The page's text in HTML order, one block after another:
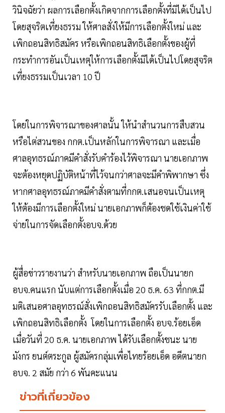
วินิจฉัยว่า ผลการเลือกตั้งเกิดจากการเลือกตั้งที่มิได้เป็นไป
โดยสุจริตเที่ยงธรรม ให้ศาลสั่งให้มีการเลือกตั้งใหม่ และ
เพิกถอนสิทธิสมัคร หรือเพิกถอนสิทธิเลือกตั้งของผู้ที่
กระทำการอันเป็นเหตุให้การเลือกตั้งมิได้เป็นไปโดยสุจริต
เที่ยงธรรมเป็นเวลา 10 ปี
โดยในการพิจารณาของศาลนั้น ให้นำสำนวนการสืบสวน
หรือไต่สวนของ กกต.เป็นหลักในการพิจารณา และเมื่อ
ศาลอุทธรณ์ภาคมีคำสั่งรับคำร้องไว้พิจารณา นายเอกภาพ
จะต้องหยุดปฏิบัติหน้าที่ไว้จนกว่าศาลจะมีคำพิพากษา ซึ่ง
หากศาลอุทธรณ์ภาคมีคำสั่งตามที่กกต.เสนอจนเป็นเหตุ
ให้ต้องมีการเลือกตั้งใหม่ นายเอกภาพก็ต้องชดใช้เงินค่าใช้
จ่ายในการจัดเลือกตั้งอบจ.ด้วย
ผู้สื่อข่าวรายงานว่า สำหรับนายเอกภาพ ถือเป็นนายก
อบจ.คนแรก นับแต่การเลือกตั้งเมื่อ 20 ธ.ค. 63 ที่กกต.มี
มติเสนอศาลอุทธรณ์สั่งเพิกถอนสิทธิสมัครรับเลือกตั้ง และ
เพิกถอนสิทธิเลือกตั้ง โดยในการเลือกตั้ง อบจ.ร้อยเอ็ด
เมื่อวันที่ 20 ธ.ค. นายเอกภาพ ได้รับเลือกตั้งชนะ นาย
มังกร ยนต์ตระกูล ผู้สมัครกลุ่มเพื่อไทยร้อยเอ็ด อดีตนายก
อบจ. 2 สมัย กว่า 6 พันคะแนน
ข่าวที่เกี่ยวข้อง